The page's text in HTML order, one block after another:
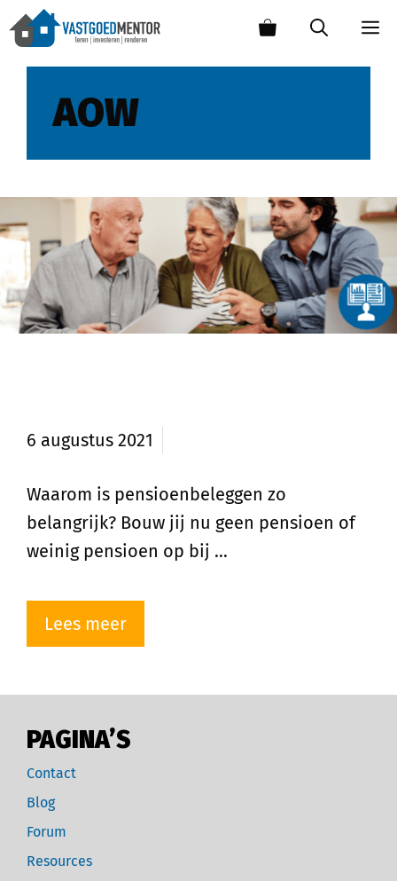
AOW
6 augustus 2021
Waarom is pensioenbeleggen zo
belangrijk? Bouw jij nu geen pensioen of
weinig pensioen op bij …
Lees meer
PAGINA’S
Contact
Blog
Forum
Resources